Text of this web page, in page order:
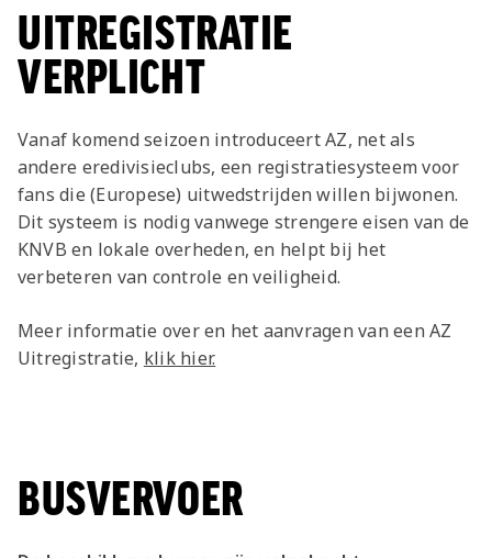
UITREGISTRATIE
VERPLICHT
Vanaf komend seizoen introduceert AZ, net als
andere eredivisieclubs, een registratiesysteem voor
fans die (Europese) uitwedstrijden willen bijwonen.
Dit systeem is nodig vanwege strengere eisen van de
KNVB en lokale overheden, en helpt bij het
verbeteren van controle en veiligheid.
Meer informatie over en het aanvragen van een AZ
Uitregistratie, klik hier.
BUSVERVOER